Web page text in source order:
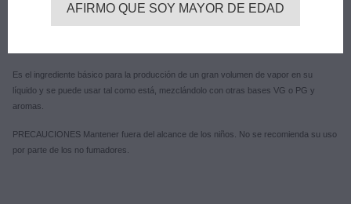
Es el ingrediente básico para la producción de un gran volumen de vapor en su
líquido y se puede usar tal como está, mezclándolo con otras bases VG o PG y
aromas.
PRECAUCIONES Mantener fuera del alcance de los niños. No se recomienda su uso
por parte de los no fumadores.
AFIRMO QUE SOY MAYOR DE EDAD